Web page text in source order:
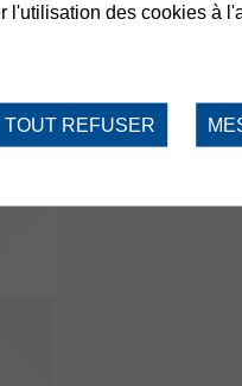
l'utilisation des cookies à
TOUT REFUSER